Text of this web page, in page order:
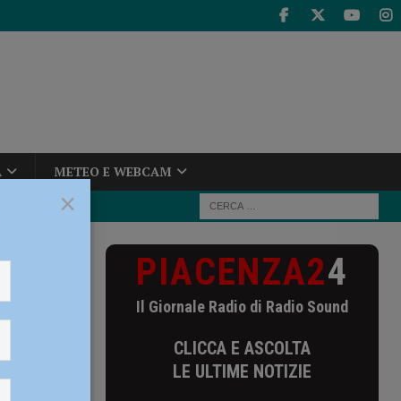
METEO E WEBCAM
storiche
PIACENZA24
Il Giornale Radio di Radio Sound
CLICCA E ASCOLTA
LE ULTIME NOTIZIE
×